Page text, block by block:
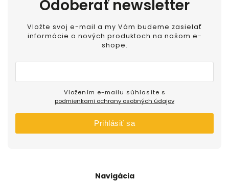
Navigácia
Odoberať newsletter
Vložte svoj e-mail a my Vám budeme zasielať
informácie o nových produktoch na našom e-
shope.
podmienkami ochrany osobných údajov
Prihlásiť sa